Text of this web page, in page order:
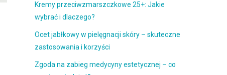
Kremy przeciwzmarszczkowe 25+: Jakie
wybrać i dlaczego?
Ocet jabłkowy w pielęgnacji skóry – skuteczne
zastosowania i korzyści
Zgoda na zabieg medycyny estetycznej – co